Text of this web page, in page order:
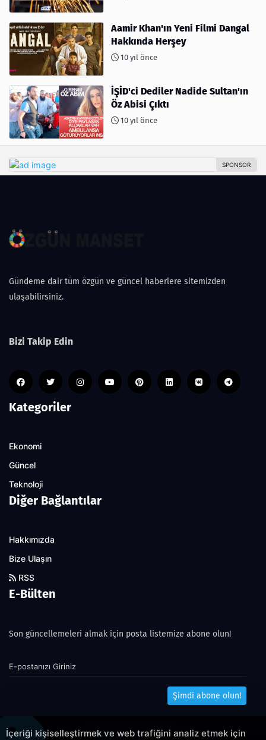
Aamir Khan'ın Yeni Filmi Dangal
Hakkında Herşey
10 yıl önce
İŞİD'ci Dediler Nadide Sultan'ın
Öz Abisi Çıktı
10 yıl önce
Gündeme dair tüm özgün ve güncel haberlere sitemizden
ulaşabilirsiniz.
Bizi Takip Edin
Kategoriler
Ekonomi
Güncel
Teknoloji
Diğer Bağlantılar
Hakkımızda
Bize Ulaşın
RSS
E-Bülten
Son güncellemeleri almak için posta listemize abone olun!
Şimdi abone olun!
İçeriği kişiselleştirmek ve web trafiğini analiz etmek için